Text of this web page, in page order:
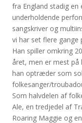
fra England stadig en
underholdende
sangskriver og
vi har set flere gange
Han spiller omkring
året, men er mest på
han optræder som
folkesanger/
Som halvdelen af
Ale, en tredjedel af
Roaring Maggie og